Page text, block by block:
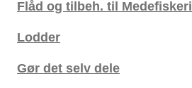
Flåd og tilbeh. til Medefiskeri
Lodder
Gør det selv dele